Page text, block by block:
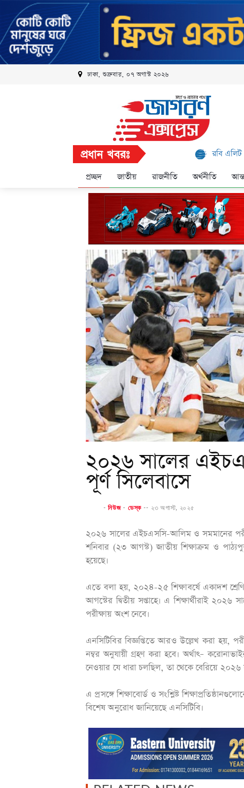
ঢাকা, শুক্রবার, ০৭ অগাস্ট ২০২৬
প্রধান খবরঃ রবি এলিট
প্রচ্ছদ জাতীয় রাজনীতি অর্থনীতি
২০২৬ সালের
পূর্ণ সিলেবাসে
-নিউজ- ডেস্ক -- ২৩ অগাস্ট, ২০২৫
২০২৬ সালের এইচএসসি-আলিম ও সমমানের
শনিবার (২৩ আগস্ট) জাতীয় শিক্ষাক্রম ও
হয়েছে।
এতে বলা হয়, ২০২৪-২৫ শিক্ষাবর্ষে একাদশ
আগস্টের দ্বিতীয় সপ্তাহে। এ শিক্ষার্থীরাই
পরীক্ষায় অংশ নেবে।
এনসিটিবির বিজ্ঞপ্তিতে আরও উল্লেখ করা হয়,
নম্বর অনুযায়ী গ্রহণ করা হবে। অর্থাৎ–
নেওয়ার যে ধারা চলছিল, তা থেকে বেরিয়ে ২০২৬
এ প্রসঙ্গে শিক্ষাবোর্ড ও সংশ্লিষ্ট
বিশেষ অনুরোধ জানিয়েছে এনসিটিবি।